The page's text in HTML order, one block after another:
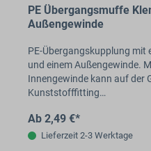
PE Übergangsmuffe
Außengewinde
PE-Übergangskupplung mit
und einem Außengewinde.
Innengewinde kann auf der
Kunststofffitting…
Ab 2,49 €*
Lieferzeit 2-3 Werktage